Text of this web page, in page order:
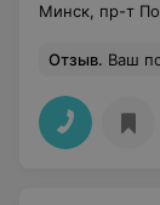
Минск, пр-т
Отзыв. Ваш